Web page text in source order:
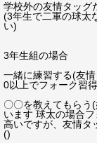
学校外の友情タッグ
(3年生で二軍の球太
い)
3年生組の場合
一緒に練習する(友
0以上でフォーク習得
〇〇を教えてもらう
います 球太の場合
高いですが、友情タ
()